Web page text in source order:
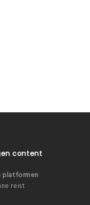
content
platformen
reist